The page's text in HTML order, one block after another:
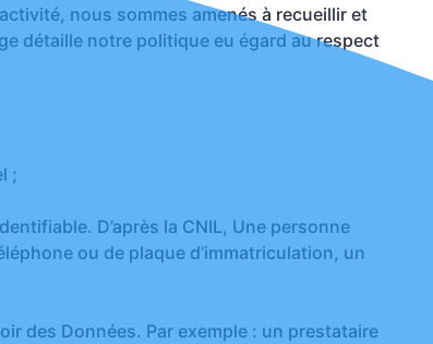
nous sommes amenés à recueillir et
détaille notre politique eu égard au respect
;
D’après la CNIL, Une personne
ou de plaque d’immatriculation, un
des Données. Par exemple : un prestataire